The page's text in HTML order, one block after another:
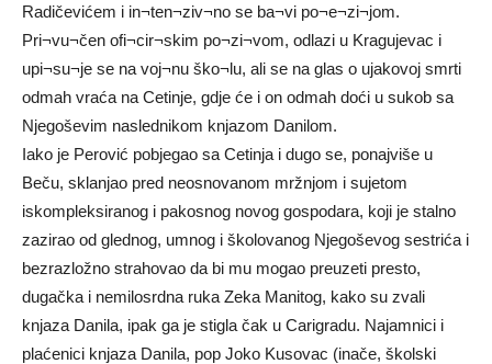
Radičevićem i in¬ten¬ziv¬no se ba¬vi po¬e¬zi¬jom.
Pri¬vu¬čen ofi¬cir¬skim po¬zi¬vom, odlazi u Kragujevac i
upi¬su¬je se na voj¬nu ško¬lu, ali se na glas o ujakovoj smrti
odmah vraća na Cetinje, gdje će i on odmah doći u sukob sa
Njegoševim naslednikom knjazom Danilom.
Iako je Perović pobjegao sa Cetinja i dugo se, ponajviše u
Beču, sklanjao pred neosnovanom mržnjom i sujetom
iskompleksiranog i pakosnog novog gospodara, koji je stalno
zazirao od glednog, umnog i školovanog Njegoševog sestrića i
bezrazložno strahovao da bi mu mogao preuzeti presto,
dugačka i nemilosrdna ruka Zeka Manitog, kako su zvali
knjaza Danila, ipak ga je stigla čak u Carigradu. Najamnici i
plaćenici knjaza Danila, pop Joko Kusovac (inače, školski